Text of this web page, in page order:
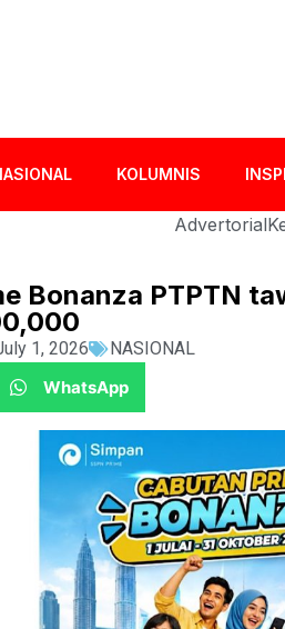
KOLUMNIS
Advertorial
Bonanza PTPTN
1, 2026
NASIONAL
WhatsApp